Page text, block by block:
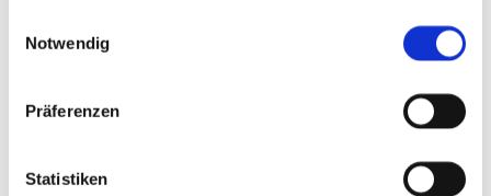
Notwendig
Präferenzen
Statistiken
Nutzen-Risiko Abwägung die Durchführung von
Defibrillationen erwägen, bevor gegebenenfalls
werden, die durch das Anlegen einer geeigneten
Schutzausrüstung möglicherweise verzögert
Zeitverzögerung sofort verfügbar ist. Keinesfalls